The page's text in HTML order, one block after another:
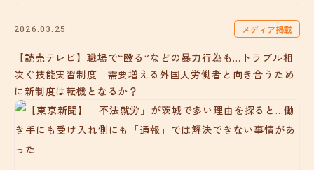
2026.03.25 メディア掲載
【読売テレビ】職場で“殴る”などの暴力行為も…トラブル相
次ぐ技能実習制度 需要増える外国人労働者と向き合うため
に新制度は転機となるか？